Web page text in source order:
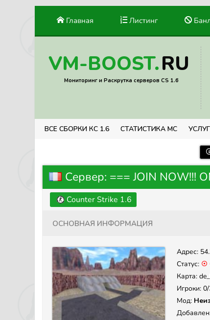
Главная Листинг
VM-BOOST.RU
Мониторинг и Раскрутка серверов CS 1.6
ВСЕ СБОРКИ КС 1.6 СТАТИСТИКА МС
Сервер: === JOIN NOW!!!
Counter Strike 1.6
Основная информация
Адрес:
Статус: ☉
Карта:
Игроки:
Мод: